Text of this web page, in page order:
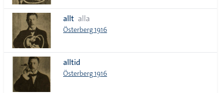
allt alla
Österberg 1916
alltid
Österberg 1916